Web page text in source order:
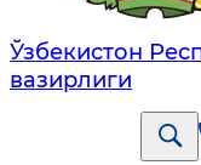
Ўзбекистон
вазирлиги